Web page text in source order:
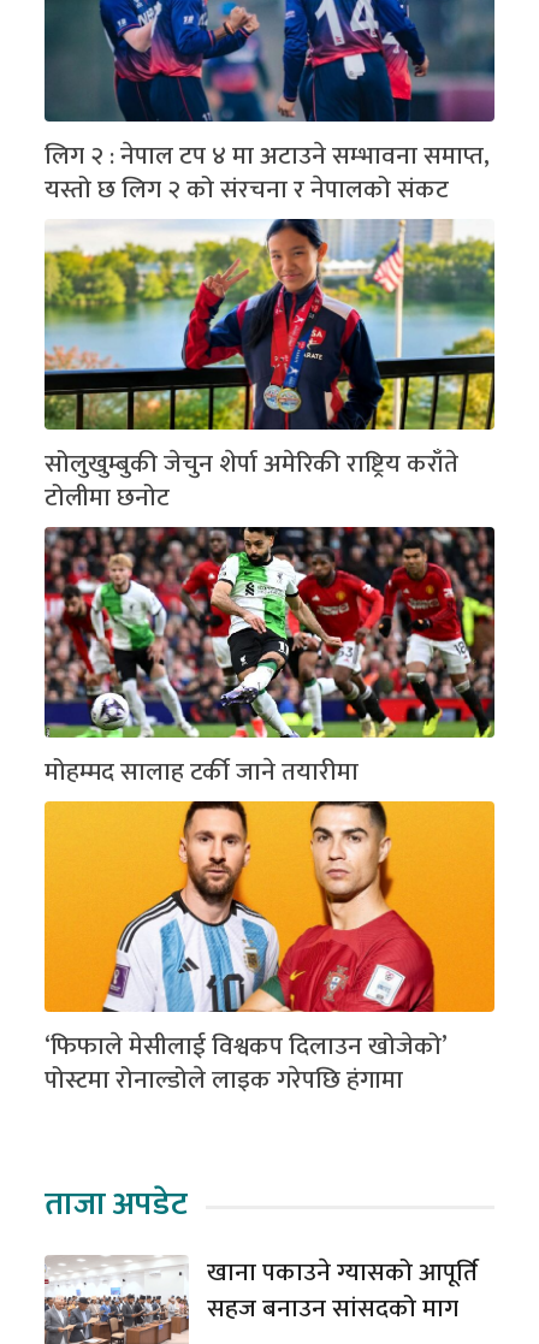
लिग २ : नेपाल टप ४ मा अटाउने सम्भावना समाप्त,
यस्तो छ लिग २ को संरचना र नेपालको संकट
सोलुखुम्बुकी जेचुन शेर्पा अमेरिकी राष्ट्रिय कराँते
टोलीमा छनोट
मोहम्मद सालाह टर्की जाने तयारीमा
‘फिफाले मेसीलाई विश्वकप दिलाउन खोजेको’
पोस्टमा रोनाल्डोले लाइक गरेपछि हंगामा
ताजा अपडेट
खाना पकाउने ग्यासको आपूर्ति
सहज बनाउन सांसदको माग